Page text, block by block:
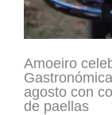
Amoeiro
agosto con
de paellas